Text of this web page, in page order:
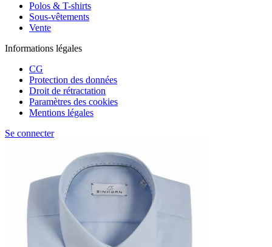
Polos & T-shirts
Sous-vêtements
Vente
Informations légales
CG
Protection des données
Droit de rétractation
Paramètres des cookies
Mentions légales
Se connecter